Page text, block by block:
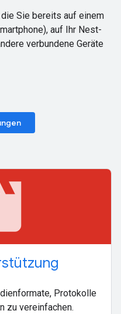
Sie bereits auf einem
auf Ihr Nest-
verbundene Geräte
Protokolle
zu vereinfachen.